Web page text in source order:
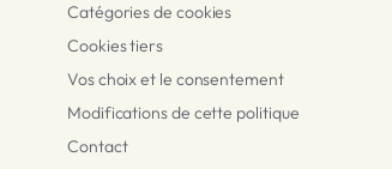
Catégories de cookies
Cookies tiers
Vos choix et le consentement
Modifications de cette politique
Contact